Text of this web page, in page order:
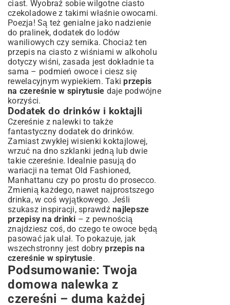
ciast. Wyobraź sobie wilgotne ciasto
czekoladowe z takimi właśnie owocami.
Poezja! Są też genialne jako nadzienie
do pralinek, dodatek do lodów
waniliowych czy sernika. Chociaż ten
przepis na ciasto z wiśniami w alkoholu
dotyczy wiśni, zasada jest dokładnie ta
sama – podmień owoce i ciesz się
rewelacyjnym wypiekiem. Takiprzepis
na czereśnie w spirytusie daje podwójne
korzyści.
Dodatek do drinków i koktajli
Czereśnie z nalewki to także
fantastyczny dodatek do drinków.
Zamiast zwykłej wisienki koktajlowej,
wrzuć na dno szklanki jedną lub dwie
takie czereśnie. Idealnie pasują do
wariacji na temat Old Fashioned,
Manhattanu czy po prostu do prosecco.
Zmienią każdego, nawet najprostszego
drinka, w coś wyjątkowego. Jeśli
szukasz inspiracji, sprawdź najlepsze
przepisy na drinki – z pewnością
znajdziesz coś, do czego te owoce będą
pasować jak ulał. To pokazuje, jak
wszechstronny jest dobryprzepis na
czereśnie w spirytusie.
Podsumowanie: Twoja
domowa nalewka z
czereśni – duma każdej